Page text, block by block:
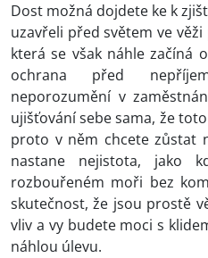
Dost možná dojdete ke k
uzavřeli před světem ve
která se však náhle začíná
ochrana před
neporozumění v
ujišťování sebe sama, že
proto v něm chcete zůstat
nastane nejistota, jako
rozbouřeném moři bez
skutečnost, že jsou prostě
vliv a vy budete moci s
náhlou úlevu.